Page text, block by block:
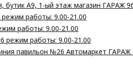
бутик А9, 1-ый этаж магазин ГАРАЖ
работы: 9.00-21.00
работы: 9.00-21.00
режим работы: 9.00-21.00
павильон №26 Автомаркет